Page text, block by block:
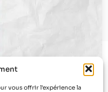
vous offrir l'expérience la